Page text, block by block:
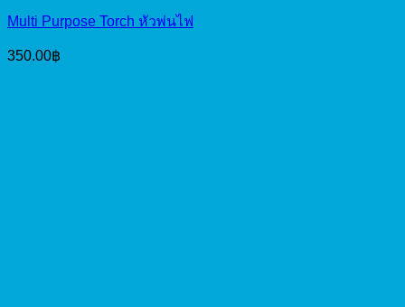
Multi Purpose Torch หัวพ่นไฟ
350.00฿